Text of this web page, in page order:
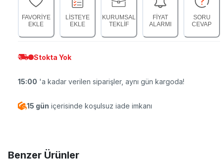
FAVORİYE
EKLE
LİSTEYE
EKLE
KURUMSAL
TEKLİF
FİYAT
ALARMI
SORU
CEVAP
Stokta Yok
15:00 'a kadar verilen siparişler, aynı gün kargoda!
15 gün içerisinde koşulsuz iade imkanı
Benzer Ürünler